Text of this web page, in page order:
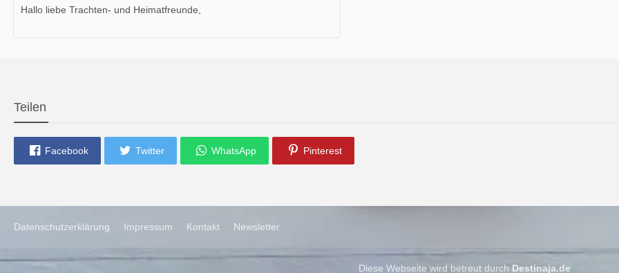
Hallo liebe Trachten- und Heimatfreunde,
Teilen
Facebook Twitter WhatsApp Pinterest
Datenschutzerklärung Impressum Kontakt Newsletter
Diese Webseite wird betreut durch Destinaja.de